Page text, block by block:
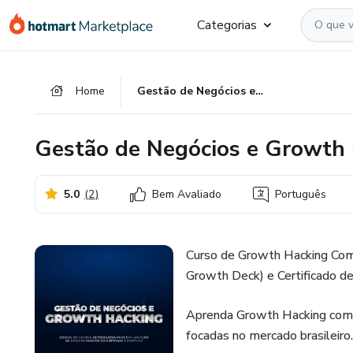
para
para
para
Categorias
Home Gestão de Negócios e Growth Hacking: Completo e Avançado
Gestão de Negócios e
5.0 (2) Bem Avaliado Português
Curso de Growth Hacking
Growth Deck) e Certificado
Aprenda Growth Hacking
focadas no mercado brasileiro.